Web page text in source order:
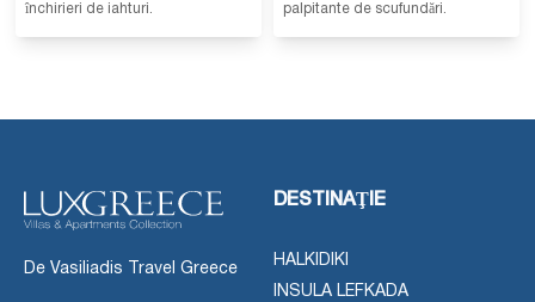
închirieri de iahturi.
palpitante de scufundări.
De Vasiliadis Travel Greece
DESTINAŢIE
HALKIDIKI
INSULA LEFKADA